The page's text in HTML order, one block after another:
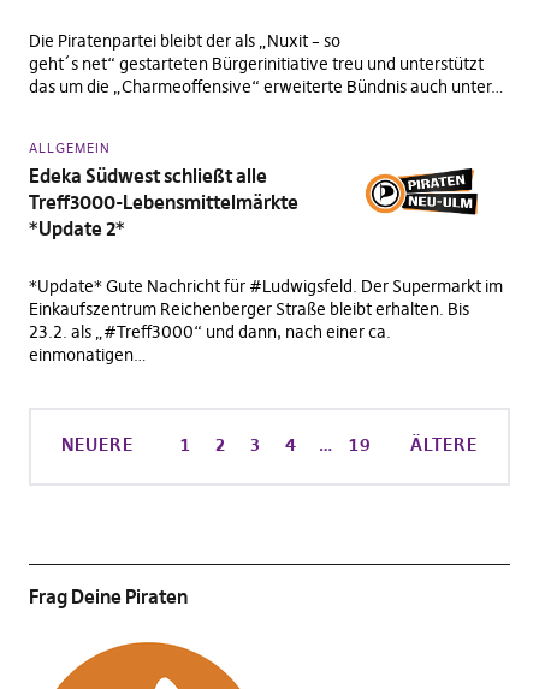
Die Piratenpartei bleibt der als „Nuxit – so
geht´s net“ gestarteten Bürgerinitiative treu und unterstützt
das um die „Charmeoffensive“ erweiterte Bündnis auch unter…
ALLGEMEIN
Edeka Südwest schließt alle
Treff3000-Lebensmittelmärkte
*Update 2*
*Update* Gute Nachricht für #Ludwigsfeld. Der Supermarkt im
Einkaufszentrum Reichenberger Straße bleibt erhalten. Bis
23.2. als „#Treff3000“ und dann, nach einer ca.
einmonatigen…
NEUERE 1 2 3 4 … 19 ÄLTERE
Frag Deine Piraten